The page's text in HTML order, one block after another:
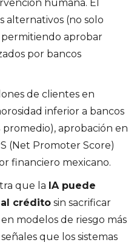
humana. El
alternativos (no solo
aprobar
por bancos
de clientes en
inferior a bancos
promedio), aprobación en
(Net Promoter Score)
financiero mexicano.
que la IA puede
crédito sin sacrificar
modelos de riesgo más
que los sistemas